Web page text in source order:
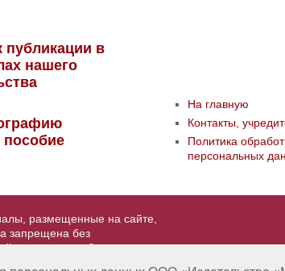
публикации в
нашего
пособие
На главную
Контакты,
Политика
персональных
размещенные на сайте,
запрещена без
научные публикации